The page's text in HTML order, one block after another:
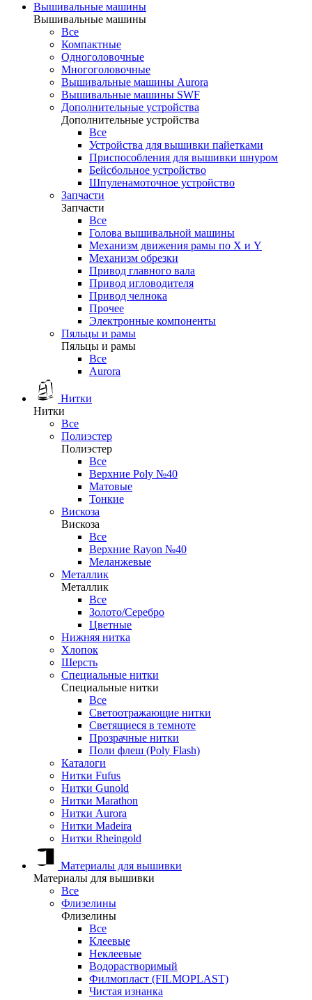
Вышивальные машины
Вышивальные машины
Все
Компактные
Одноголовочные
Многоголовочные
Вышивальные машины Aurora
Вышивальные машины SWF
Дополнительные устройства
Дополнительные устройства
Все
Устройства для вышивки пайетками
Приспособления для вышивки шнуром
Бейсбольное устройство
Шпуленамоточное устройство
Запчасти
Запчасти
Все
Голова вышивальной машины
Механизм движения рамы по X и Y
Механизм обрезки
Привод главного вала
Привод игловодителя
Привод челнока
Прочее
Электронные компоненты
Пяльцы и рамы
Пяльцы и рамы
Все
Aurora
Нитки
Нитки
Все
Полиэстер
Полиэстер
Все
Верхние Poly №40
Матовые
Тонкие
Вискоза
Вискоза
Все
Верхние Rayon №40
Меланжевые
Металлик
Металлик
Все
Золото/Серебро
Цветные
Нижняя нитка
Хлопок
Шерсть
Специальные нитки
Специальные нитки
Все
Светоотражающие нитки
Светящиеся в темноте
Прозрачные нитки
Поли флеш (Poly Flash)
Каталоги
Нитки Fufus
Нитки Gunold
Нитки Marathon
Нитки Aurora
Нитки Madeira
Нитки Rheingold
Материалы для вышивки
Материалы для вышивки
Все
Флизелины
Флизелины
Все
Клеевые
Неклеевые
Водорастворимый
Филмопласт (FILMOPLAST)
Чистая изнанка